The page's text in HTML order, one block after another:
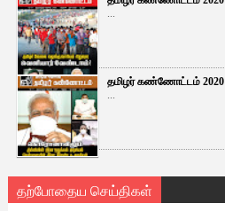
...
தமிழர் கண்ணோட்டம் 2020
...
தற்போதைய செய்திகள்